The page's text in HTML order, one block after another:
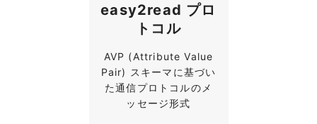
easy2read プロ
トコル
AVP (Attribute Value
Pair) スキーマに基づい
た通信プロトコルのメ
ッセージ形式